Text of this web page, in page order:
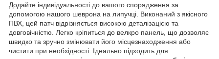
Додайте індивідуальності до вашого спорядження за
допомогою нашого шеврона на липучці. Виконаний з якісного
ПВХ, цей патч відрізняється високою деталізацією та
довговічністю. Легко кріпиться до велкро панель, що дозволяє
швидко та зручно змінювати його місцезнаходження або
чистити при необхідності. Ідеально підходить для